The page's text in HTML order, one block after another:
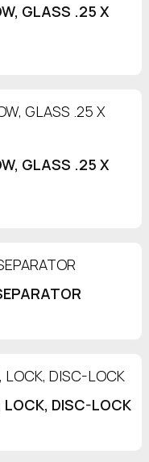
GLASS .25 X
GLASS .25 X
LOCK, DISC-LOCK